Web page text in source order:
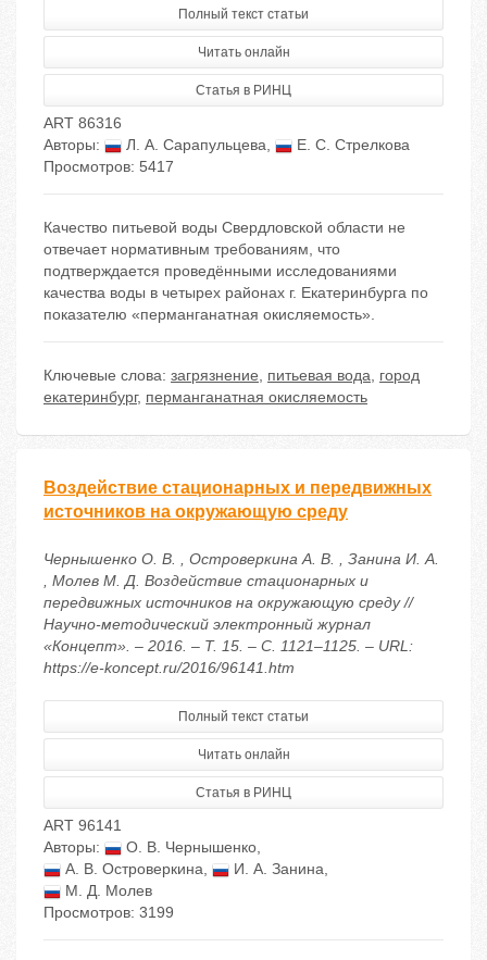
Полный текст статьи
Читать онлайн
Статья в РИНЦ
ART 86316
Авторы:
Л. А. Сарапульцева,
Е. С. Стрелкова
Просмотров: 5417
Качество питьевой воды Свердловской области не
отвечает нормативным требованиям, что
подтверждается проведёнными исследованиями
качества воды в четырех районах г. Екатеринбурга по
показателю «перманганатная окисляемость».
Ключевые слова: загрязнение, питьевая вода, город
екатеринбург, перманганатная окисляемость
Воздействие стационарных и передвижных
источников на окружающую среду
Чернышенко О. В. , Островеркина А. В. , Занина И. А.
, Молев М. Д. Воздействие стационарных и
передвижных источников на окружающую среду //
Научно-методический электронный журнал
«Концепт». – 2016. – Т. 15. – С. 1121–1125. – URL:
https://e-koncept.ru/2016/96141.htm
Полный текст статьи
Читать онлайн
Статья в РИНЦ
ART 96141
Авторы:
О. В. Чернышенко,
А. В. Островеркина, И. А. Занина,
М. Д. Молев
Просмотров: 3199